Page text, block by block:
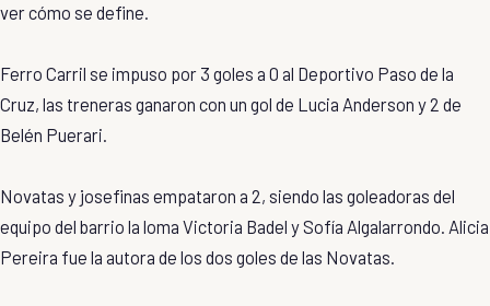
ver cómo se define.
Ferro Carril se impuso por 3 goles a 0 al Deportivo Paso de la
Cruz, las treneras ganaron con un gol de Lucia Anderson y 2 de
Belén Puerari.
Novatas y josefinas empataron a 2, siendo las goleadoras del
equipo del barrio la loma Victoria Badel y Sofía Algalarrondo. Alicia
Pereira fue la autora de los dos goles de las Novatas.